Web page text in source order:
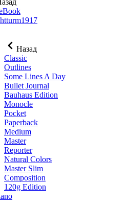
Назад
Classic
Outlines
Some Lines A Day
Bullet Journal
Bauhaus Edition
Monocle
Pocket
Paperback
Medium
Master
Reporter
Natural Colors
Master Slim
Composition
120g Edition